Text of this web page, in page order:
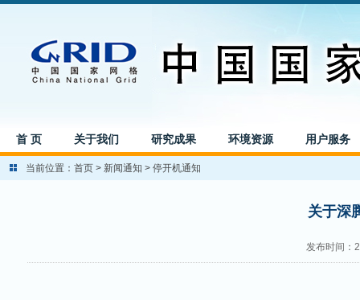
首 页 关于我们 研究成果 环境资源 用户服务
当前位置： 首页 > 新闻通知 > 停开机通知
关于深
发布时间：